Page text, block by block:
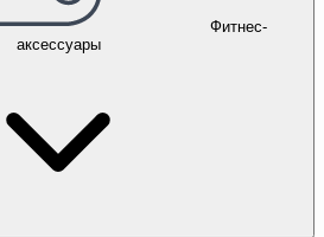
Фитнес-
аксессуары